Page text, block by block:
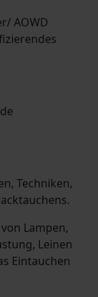
AOWD
Techniken,
Lampen,
Leinen
Eintauchen